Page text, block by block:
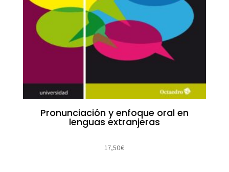
Pronunciación y enfoque oral en
lenguas extranjeras
17,50€